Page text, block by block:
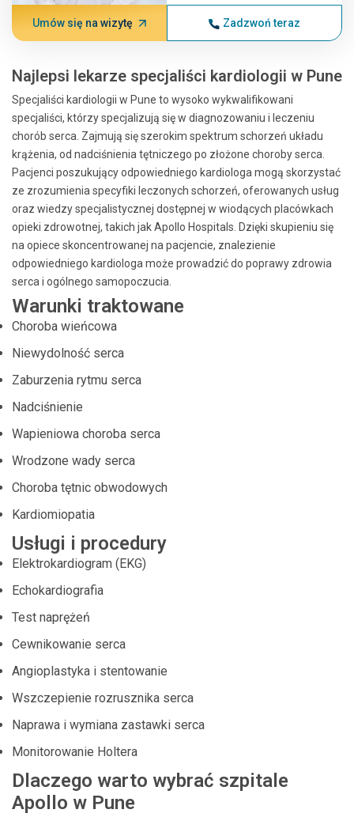
Umów się na wizytę Zadzwoń teraz
Najlepsi lekarze specjaliści kardiologii w Pune
Specjaliści kardiologii w Pune to wysoko wykwalifikowani
specjaliści, którzy specjalizują się w diagnozowaniu i leczeniu
chorób serca. Zajmują się szerokim spektrum schorzeń układu
krążenia, od nadciśnienia tętniczego po złożone choroby serca.
Pacjenci poszukujący odpowiedniego kardiologa mogą skorzystać
ze zrozumienia specyfiki leczonych schorzeń, oferowanych usług
oraz wiedzy specjalistycznej dostępnej w wiodących placówkach
opieki zdrowotnej, takich jak Apollo Hospitals. Dzięki skupieniu się
na opiece skoncentrowanej na pacjencie, znalezienie
odpowiedniego kardiologa może prowadzić do poprawy zdrowia
serca i ogólnego samopoczucia.
Warunki traktowane
Choroba wieńcowa
Niewydolność serca
Zaburzenia rytmu serca
Nadciśnienie
Wapieniowa choroba serca
Wrodzone wady serca
Choroba tętnic obwodowych
Kardiomiopatia
Usługi i procedury
Elektrokardiogram (EKG)
Echokardiografia
Test naprężeń
Cewnikowanie serca
Angioplastyka i stentowanie
Wszczepienie rozrusznika serca
Naprawa i wymiana zastawki serca
Monitorowanie Holtera
Dlaczego warto wybrać szpitale
Apollo w Pune